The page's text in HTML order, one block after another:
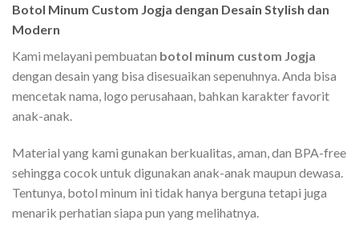
Botol Minum Custom Jogja dengan Desain Stylish dan
Modern
Kami melayani pembuatan botol minum custom Jogja
dengan desain yang bisa disesuaikan sepenuhnya. Anda bisa
mencetak nama, logo perusahaan, bahkan karakter favorit
anak-anak.
Material yang kami gunakan berkualitas, aman, dan BPA-free
sehingga cocok untuk digunakan anak-anak maupun dewasa.
Tentunya, botol minum ini tidak hanya berguna tetapi juga
menarik perhatian siapa pun yang melihatnya.